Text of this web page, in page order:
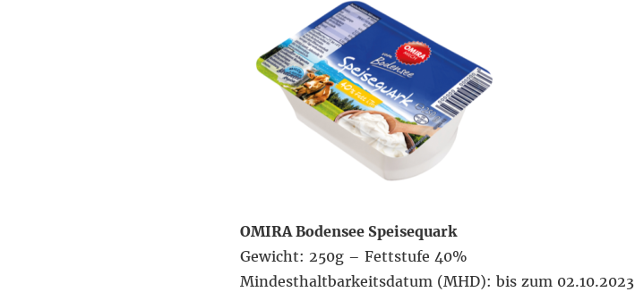
OMIRA Bodensee Speisequark
Gewicht: 250g – Fettstufe 40%
Mindesthaltbarkeitsdatum (MHD): bis zum 02.10.2023